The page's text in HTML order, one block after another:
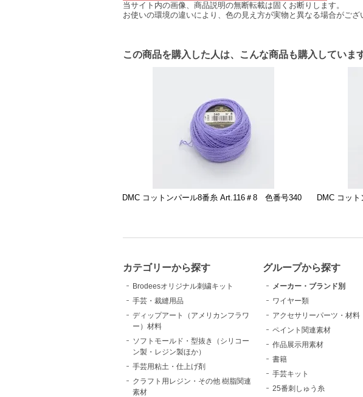
当サイト内の画像、商品説明の無断転載は固くお断りします。
お使いの環境の違いにより、色の見え方が実物と異なる場合がござ
この商品を購入した人は、こんな商品も購入していま
DMC コットンパール8番糸 Art.116＃8 色番号340 DMC コッ
カテゴリーから探す
Brodeesオリジナル刺繍キット
手芸・裁縫用品
ディップアート（アメリカンフラワ
ー）材料
ソフトモールド・型抜き（シリコー
ン製・レジン製ほか）
手芸用粘土・仕上げ剤
クラフト用レジン・その他 樹脂関連
素材
グループから探す
メーカー・ブランド別
ワイヤー類
アクセサリーパーツ・材料
ペイント関連素材
作品展示用素材
書籍
手芸キット
25番刺しゅう糸